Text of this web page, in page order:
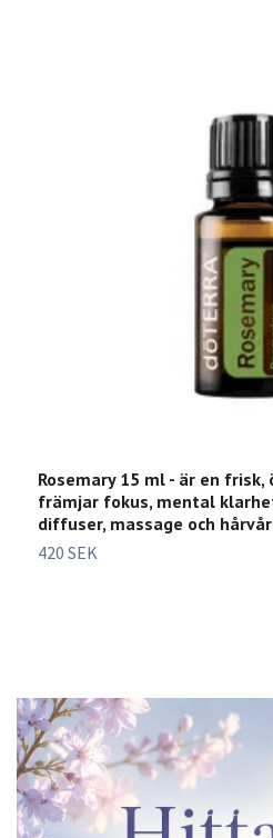
Rosemary 15 ml - är en
främjar fokus, mental
diffuser, massage och
420 SEK